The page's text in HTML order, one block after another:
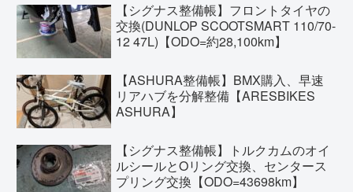
【シグナス整備帳】フロントタイヤの
交換(DUNLOP SCOOTSMART 110/70-
12 47L)【ODO=約28,100km】
【ASHURA整備帳】BMX購入、早速
リアハブを分解整備【ARESBIKES
ASHURA】
【シグナス整備帳】トルクカムのオイ
ルシールとOリング交換、センタース
プリング交換【ODO=43698km】